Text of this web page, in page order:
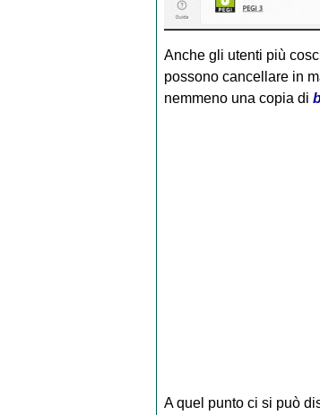
Anche gli utenti più
possono cancellare in
nemmeno una copia di
A quel punto ci si può